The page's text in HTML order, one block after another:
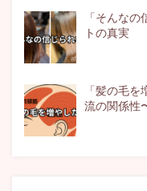
「そんな
トの真実
「髪の毛を
流の関係性